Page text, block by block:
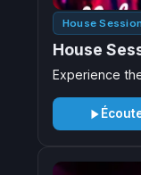
House
House
Experience